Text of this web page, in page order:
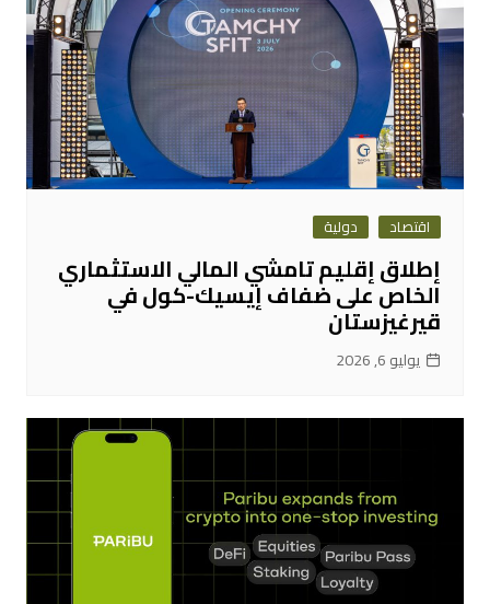
اقتصاد دولية
إطلاق إقليم تامشي المالي الاستثماري
الخاص على ضفاف إيسيك-كول في
قيرغيزستان
يوليو 6, 2026